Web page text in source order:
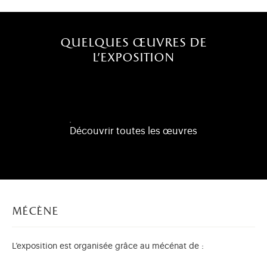
quelques œuvres de
l'exposition
Découvrir toutes les œuvres
mécène
L’exposition est organisée grâce au mécénat de :